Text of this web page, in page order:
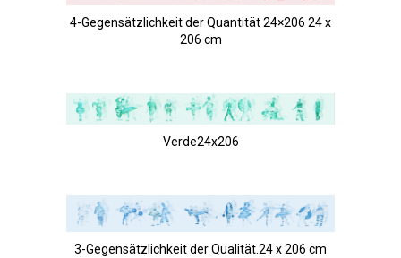
4-Gegensätzlichkeit der Quantität 24×206 24 x
206 cm
Verde24x206
3-Gegensätzlichkeit der Qualität.24 x 206 cm